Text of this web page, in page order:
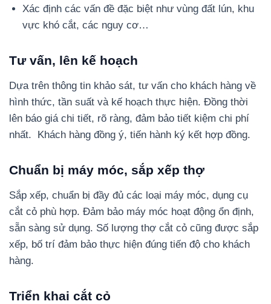
Xác định các vấn đề đặc biệt như vùng đất lún, khu
vực khó cắt, các nguy cơ…
Tư vấn, lên kế hoạch
Dựa trên thông tin khảo sát, tư vấn cho khách hàng về
hình thức, tần suất và kế hoạch thực hiện. Đồng thời
lên báo giá chi tiết, rõ ràng, đảm bảo tiết kiệm chi phí
nhất. Khách hàng đồng ý, tiến hành ký kết hợp đồng.
Chuẩn bị máy móc, sắp xếp thợ
Sắp xếp, chuẩn bị đầy đủ các loại máy móc, dụng cụ
cắt cỏ phù hợp. Đảm bảo máy móc hoạt động ổn định,
sẵn sàng sử dụng. Số lượng thợ cắt cỏ cũng được sắp
xếp, bố trí đảm bảo thực hiện đúng tiến độ cho khách
hàng.
Triển khai cắt cỏ